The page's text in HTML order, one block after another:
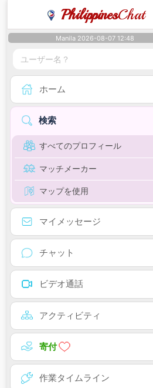
PhilippinesChat
Manila 2026-08-07 12:48
ホーム
検索
すべてのプロフィール
マッチメーカー
マップを使用
マイメッセージ
チャット
ビデオ通話
アクティビティ
寄付
作業タイムライン